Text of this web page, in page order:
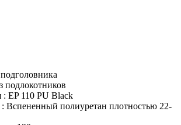
подлокотников
: EP 110 PU Black
: Вспененный полиуретан плотностью 22-